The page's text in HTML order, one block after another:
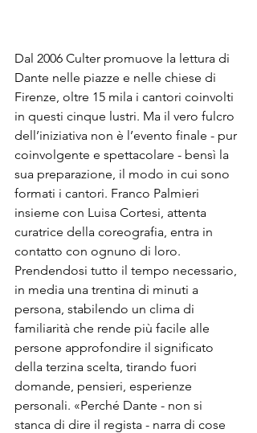
Dal 2006 Culter promuove la lettura di
Dante nelle piazze e nelle chiese di
Firenze, oltre 15 mila i cantori coinvolti
in questi cinque lustri. Ma il vero fulcro
dell’iniziativa non è l’evento finale - pur
coinvolgente e spettacolare - bensì la
sua preparazione, il modo in cui sono
formati i cantori. Franco Palmieri
insieme con Luisa Cortesi, attenta
curatrice della coreografia, entra in
contatto con ognuno di loro.
Prendendosi tutto il tempo necessario,
in media una trentina di minuti a
persona, stabilendo un clima di
familiarità che rende più facile alle
persone approfondire il significato
della terzina scelta, tirando fuori
domande, pensieri, esperienze
personali. «Perché Dante - non si
stanca di dire il regista - narra di cose